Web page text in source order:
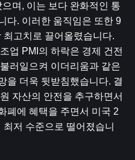
며, 이는 보다 완화적인 통
다. 이러한 움직임은 또한 9
고치로 끌어올렸습니다.
업 PMI의 하락은 경제 건전
러일으켜 이더리움과 같은
을 더욱 뒷받침했습니다. 결
자산의 안전을 추구하면서
폐에 혜택을 주면서 미국 2
저 수준으로 떨어졌습니